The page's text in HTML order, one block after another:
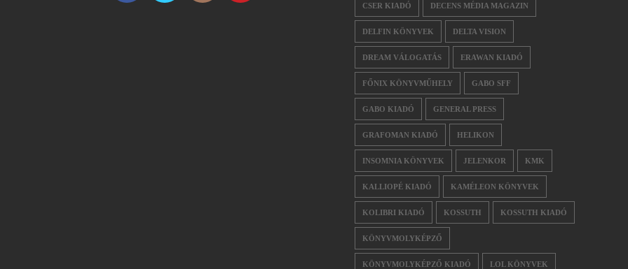
CSER KIADÓ DECENS MÉDIA MAGAZIN
DELFIN KÖNYVEK DELTA VISION
DREAM VÁLOGATÁS ERAWAN KIADÓ
FŐNIX KÖNYVMŰHELY GABO SFF
GABO KIADÓ GENERAL PRESS
GRAFOMAN KIADÓ HELIKON
INSOMNIA KÖNYVEK JELENKOR KMK
KALLIOPÉ KIADÓ KAMÉLEON KÖNYVEK
KOLIBRI KIADÓ KOSSUTH KOSSUTH KIADÓ
KÖNYVMOLYKÉPZŐ
KÖNYVMOLYKÉPZŐ KIADÓ LOL KÖNYVEK